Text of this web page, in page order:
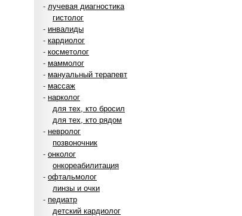
- лучевая диагностика
гистолог
- инвалиды
- кардиолог
- косметолог
- маммолог
- мануальный терапевт
- массаж
- нарколог
для тех, кто бросил
для тех, кто рядом
- невролог
позвоночник
- онколог
онкореабилитация
- офтальмолог
линзы и очки
- педиатр
детский кардиолог